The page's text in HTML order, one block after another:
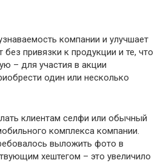
компании и улучшает
привязки к продукции и те, что
– для участия в акции
один или несколько
клиентам селфи или обычный
комплекса компании.
выложить фото в
хештегом – это увеличило